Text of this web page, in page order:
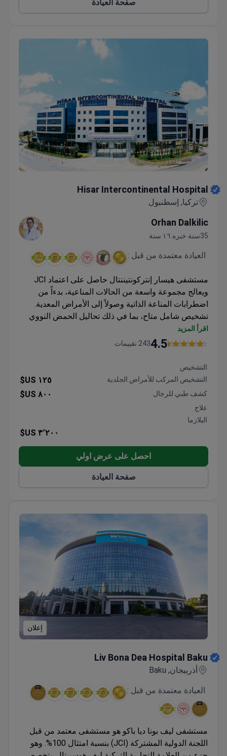
صفحة العيادة
Hisar Intercontinental Hospital
تركيا, إسطنبول
Orhan Dalkilic
35سنة خبره ١٦ سنة
العيادة معتمدة من قبل :
مستشفى هيسار إنتركونتيننتال حاصل على اعتماد JCI
ويعالج مجموعة واسعة من الحالات المناعية، بدءاً من
اضطرابات المناعة الذاتية وصولاً إلى الأمراض المعدية.
تشخيص شامل متاح، بما في ذلك تحاليل الحمض النووي
الكبد
الوبيل
خبرة في الأمراض الجلدية لعلاج التهاب الأوعية الدموية
والحالات الجلدية المناعية المرتبطة بها
اقرأ المزيد
4.5243 تقييمات
التشخيص
التشخيص المركب للأمراض الجلدية
١٢٥ US$
كشف طبي للرجال ٨٠٠ US$
علاج
البلازما
٣٬٢٠٠ US$
احصل على عرض اولي
صفحة العيادة
إعلان
Liv Bona Dea Hospital Baku
أذربيجان, Baku
العيادة معتمدة من قبل :
مستشفى ليف بونا ديا باكو هو مستشفى معتمد من قبل
اللجنة الدولية المشتركة (JCI) بنسبة امتثال 100%. وهو